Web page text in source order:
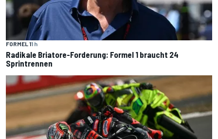
FORMEL 11 h
Radikale Briatore-Forderung: Formel 1 braucht 24
Sprintrennen